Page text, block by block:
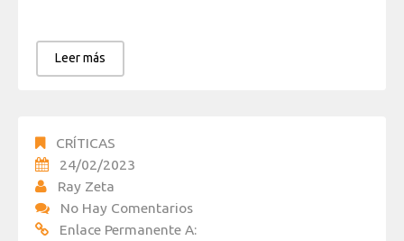
Leer más
CRÍTICAS
24/02/2023
Ray Zeta
No Hay Comentarios
Enlace Permanente A: